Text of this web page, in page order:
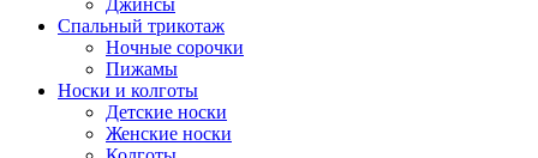
Джинсы
Спальный трикотаж
Ночные сорочки
Пижамы
Носки и колготы
Детские носки
Женские носки